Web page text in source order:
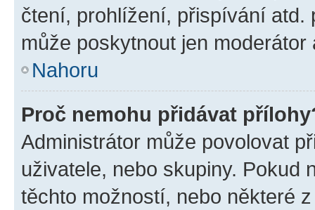
čtení, prohlížení, přispívání atd.
může poskytnout jen
Nahoru
Proč nemohu přidávat
Administrátor může povolovat
uživatele, nebo skupiny. Pokud
těchto možností, nebo některé